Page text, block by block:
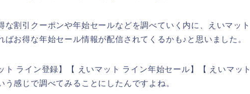
な割引クーポンや年始セールなどを調べていく内に、えいマット
ばお得な年始セール情報が配信されてくるかも♪と思いました。
ト ライン登録】【 えいマット ライン年始セール】【 えいマット
う感じで調べてみることにしたんですよね。